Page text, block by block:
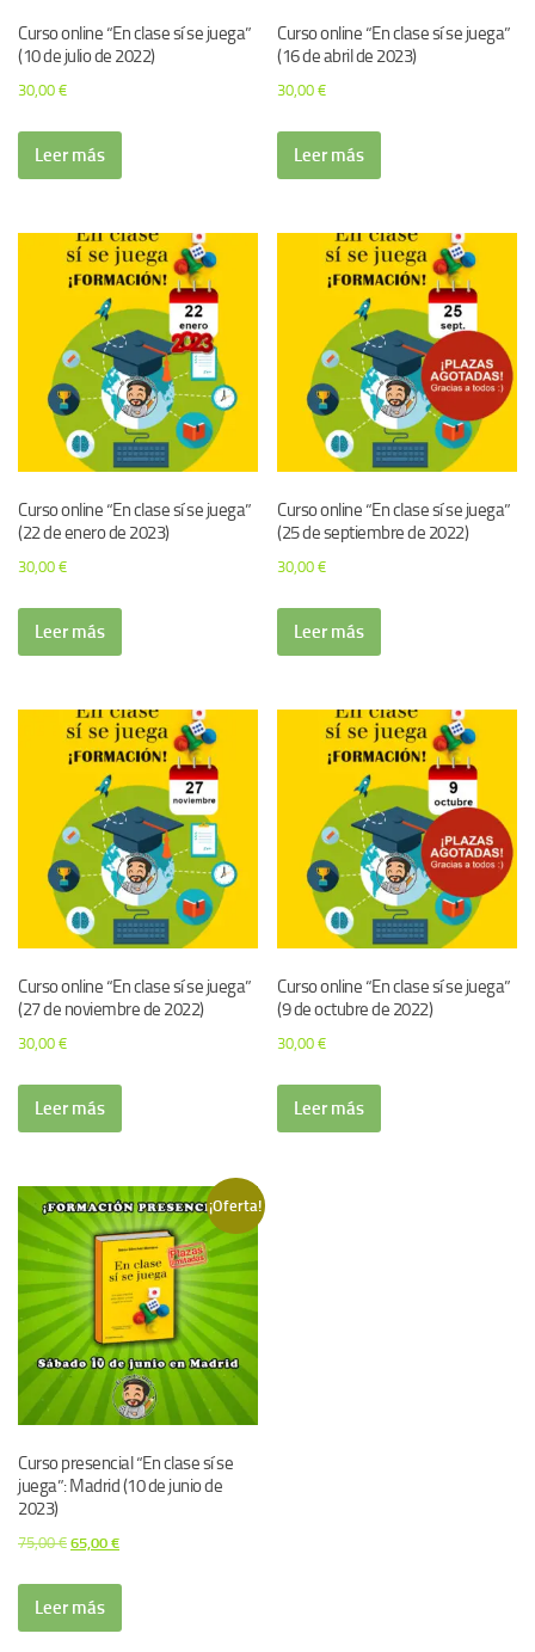
Curso online “En clase sí se juega”
(10 de julio de 2022)
30,00 €
Leer más
Curso online “En clase sí se juega”
(16 de abril de 2023)
30,00€
Leer más
Curso online “En clase sí se juega”
(22 de enero de 2023)
30,00 €
Leer más
Curso online “En clase sí se juega”
(25 de septiembre de 2022)
30,00€
Leer más
Curso online “En clase sí se juega”
(27 de noviembre de 2022)
30,00 €
Leer más
Curso online “En clase sí se juega”
(9 de octubre de 2022)
30,00€
Leer más
¡Oferta!
Curso presencial “En clase sí se
juega”: Madrid (10 de junio de
2023)
75,00€ El
original
era:
65,00 €El
es:
Leer más